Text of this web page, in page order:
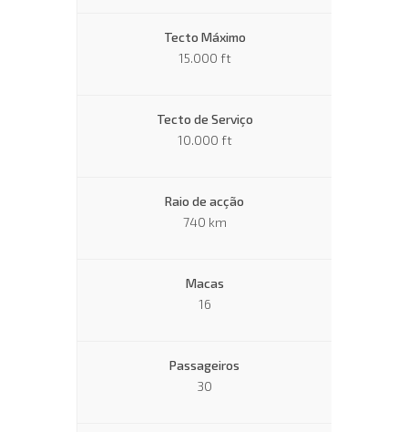
Tecto Máximo
15.000 ft
Tecto de Serviço
10.000 ft
Raio de acção
740 km
Macas
16
Passageiros
30